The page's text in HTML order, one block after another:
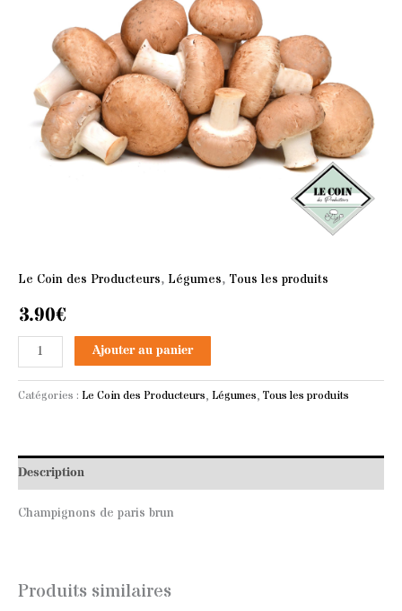
Le Coin des Producteurs, Légumes, Tous les produits
3.90€
Ajouter au panier
Catégories : Le Coin des Producteurs, Légumes, Tous les produits
Description
Champignons de paris brun
Produits similaires